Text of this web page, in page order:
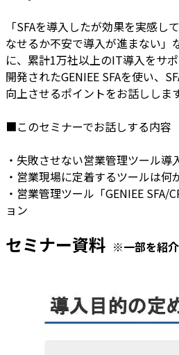
「SFAを導入したが効果を実感し
なせるか不安で導入が進まない」
に、累計1万社以上のIT導入をサ
開発されたGENIEE SFAを使い、
向上させるポイントをお話しします
■このセミナーでお話しする内容
・失敗させない営業管理ツール導
・営業現場に定着するツールは何
・営業管理ツール「GENIEE SFA/
ョン
セミナー資料 ※一部を紹介